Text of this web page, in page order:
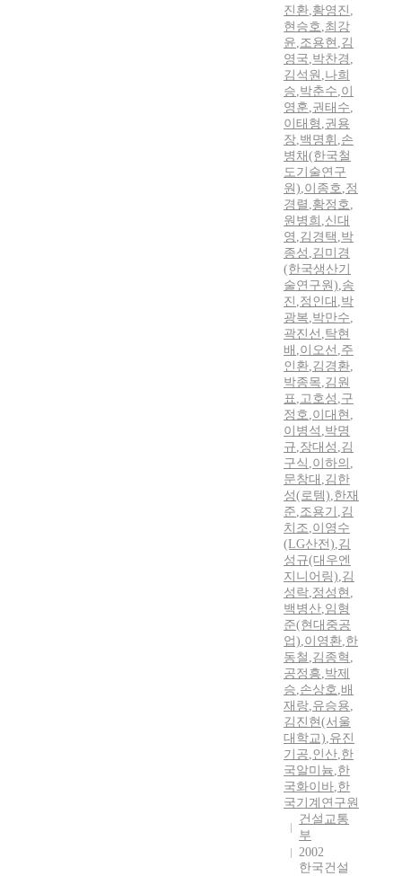
진환,황영진 ,
현승호,최강
윤,조용현 ,김
영국,박찬경 ,
김석원 ,나희
승,박춘수,이
영훈,권태수,
이태형 ,권용
장,백명휘 ,손
병채(한국철
도기술연구
원),이종호,정
경렬 ,황정호,
원병희 ,신대
영 ,김경택 ,박
종성 ,김미경
(한국생산기
술연구원),송
진 ,정인대 ,박
광복,박만수,
곽진선 ,탁현
배 ,이오선 ,주
인환,김경환,
박종목,김원
표,고호성 ,구
정호,이대현 ,
이병석 ,박명
규,장대성 ,김
구식 ,이하의 ,
문창대 ,김한
성(로템),한재
준,조용기 ,김
치조,이영수
(LG산전),김
성규(대우엔
지니어링),김
성락,정성현 ,
백병산,임형
준(현대중공
업),이영환,한
동철 ,김종혁 ,
공정흥,박제
승,손상호,배
재랑,유승용,
김진현(서울
대학교),유진
기공,인산,한
국알미늄,한
국화이바,한
국기계연구원
건설교통
부
2002
한국건설